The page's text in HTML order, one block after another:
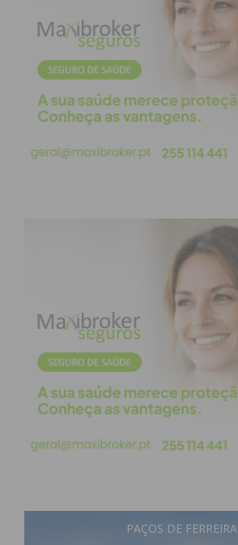
Eu li e concordo com os
condições
PAÇOS DE FERREIRA